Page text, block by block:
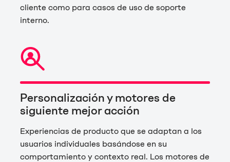
cliente como para casos de uso de soporte
interno.
Personalización y motores de
siguiente mejor acción
Experiencias de producto que se adaptan a los
usuarios individuales basándose en su
comportamiento y contexto real. Los motores de